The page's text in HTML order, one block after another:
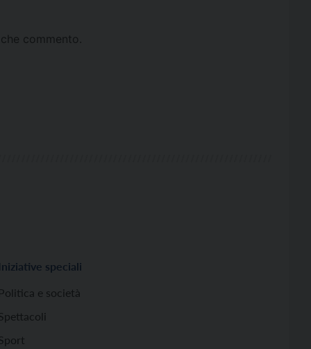
commento.
Iniziative speciali
Politica e società